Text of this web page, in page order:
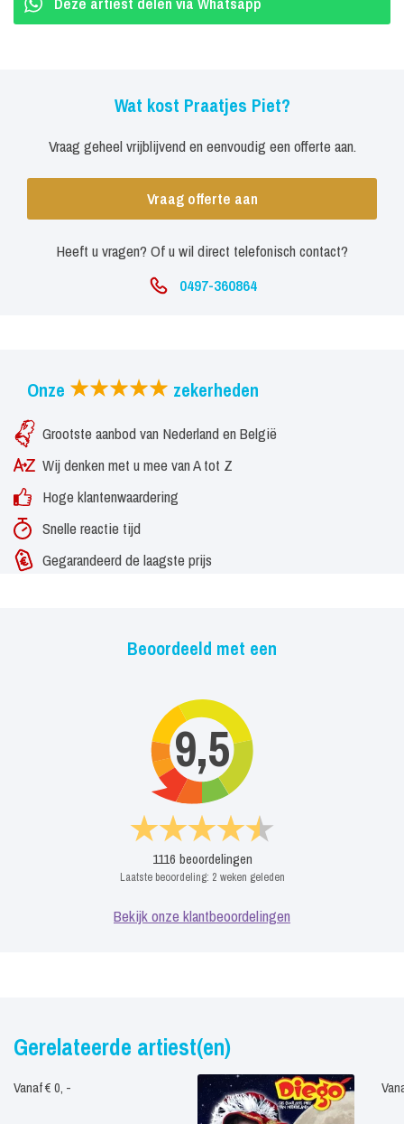
Wat kost Praatjes Piet?
Vraag geheel vrijblijvend en eenvoudig een offerte aan.
Vraag offerte aan
Heeft u vragen? Of u wil direct telefonisch contact?
0497-360864
Onze zekerheden
Grootste aanbod van Nederland en België
Wij denken met u mee van A tot Z
Hoge klantenwaardering
Snelle reactie tijd
Gegarandeerd de laagste prijs
Beoordeeld met een
9,5
1116 beoordelingen
Laatste beoordeling: 2 weken geleden
Bekijk onze klantbeoordelingen
Gerelateerde artiest(en)
Vanaf € 0, -